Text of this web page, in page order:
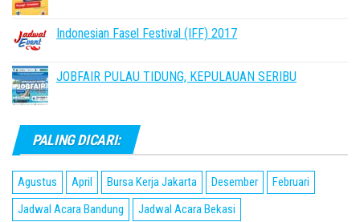
Indonesian Fasel Festival (IFF) 2017
JOBFAIR PULAU TIDUNG, KEPULAUAN SERIBU
PALING DICARI:
Agustus April Bursa Kerja Jakarta Desember
Februari
Jadwal Acara Bandung
Jadwal Acara Bekasi